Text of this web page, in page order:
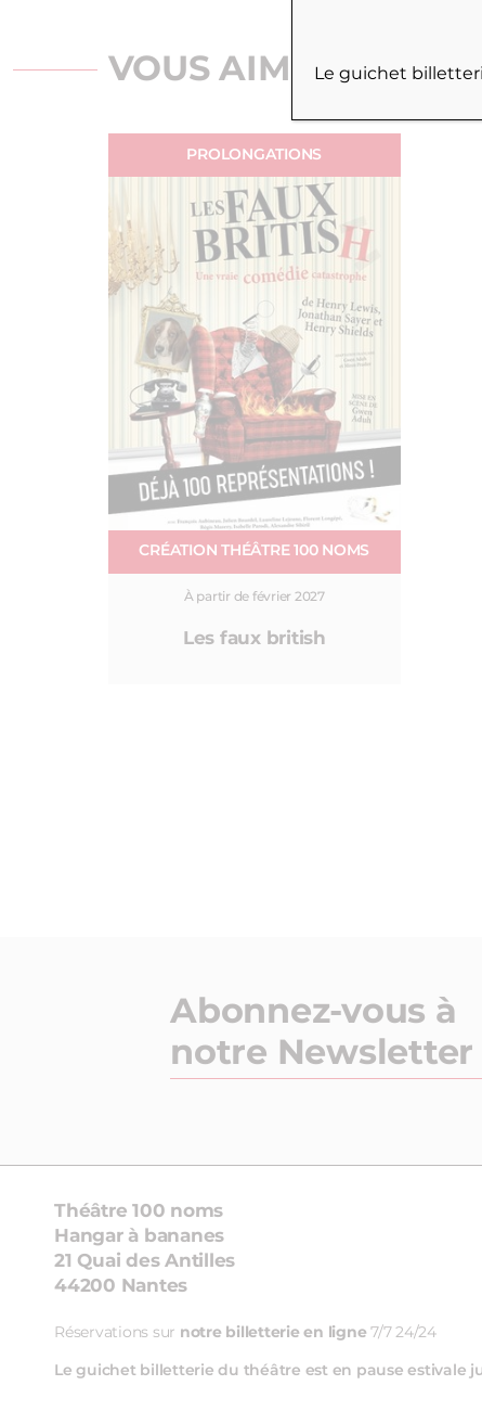
VOUS AIMEREZ
PROLONGATIONS
CRÉATION THÉÂTRE 100 NOMS
À partir de février 2027
Les faux british
Abonnez-vous à
notre Newsletter
Théâtre 100 noms
Hangar à bananes
21 Quai des Antilles
44200 Nantes
Réservations sur notre billetterie en ligne 7/7 24/24
Le guichet billetterie du théâtre est en pause estivale
Le guichet